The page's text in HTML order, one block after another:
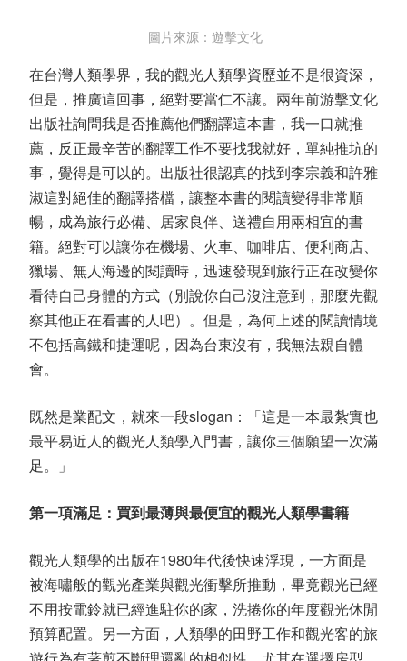
圖片來源：遊擊文化
在台灣人類學界，我的觀光人類學資歷並不是很資深，
但是，推廣這回事，絕對要當仁不讓。兩年前游擊文化
出版社詢問我是否推薦他們翻譯這本書，我一口就推
薦，反正最辛苦的翻譯工作不要找我就好，單純推坑的
事，覺得是可以的。出版社很認真的找到李宗義和許雅
淑這對絕佳的翻譯搭檔，讓整本書的閱讀變得非常順
暢，成為旅行必備、居家良伴、送禮自用兩相宜的書
籍。絕對可以讓你在機場、火車、咖啡店、便利商店、
獵場、無人海邊的閱讀時，迅速發現到旅行正在改變你
看待自己身體的方式（別說你自己沒注意到，那麼先觀
察其他正在看書的人吧）。但是，為何上述的閱讀情境
不包括高鐵和捷運呢，因為台東沒有，我無法親自體
會。
既然是業配文，就來一段slogan：「這是一本最紮實也
最平易近人的觀光人類學入門書，讓你三個願望一次滿
足。」
第一項滿足：買到最薄與最便宜的觀光人類學書籍
觀光人類學的出版在1980年代後快速浮現，一方面是
被海嘯般的觀光產業與觀光衝擊所推動，畢竟觀光已經
不用按電鈴就已經進駐你的家，洗捲你的年度觀光休閒
預算配置。另一方面，人類學的田野工作和觀光客的旅